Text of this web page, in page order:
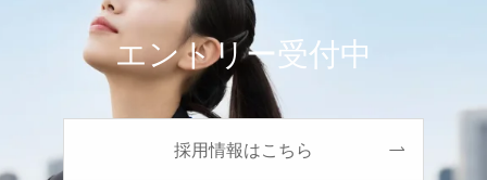
エントリー受付中
採用情報はこちら